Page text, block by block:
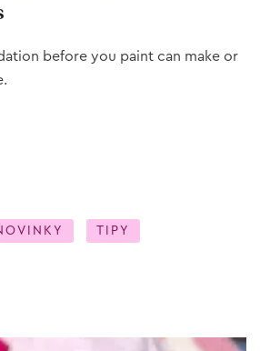
before you paint can make or
TIPY